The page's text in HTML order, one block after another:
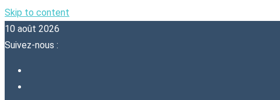
Skip to content
10 août 2026
Suivez-nous :